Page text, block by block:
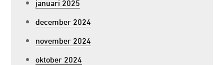
december 2024
november 2024
oktober 2024